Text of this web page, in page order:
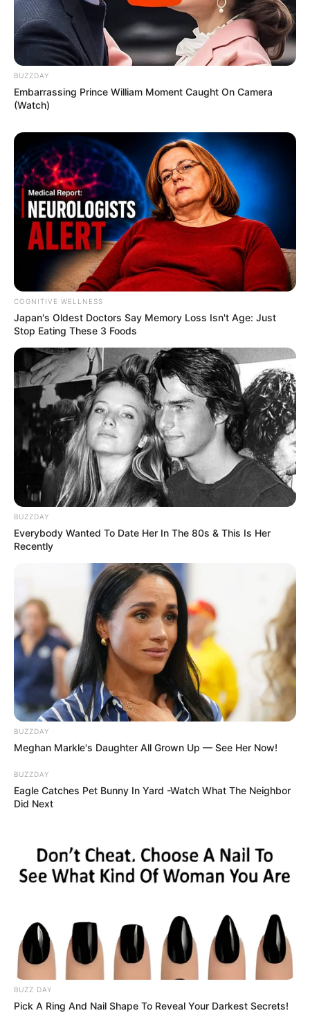
BUZZDAY
Embarrassing Prince William Moment Caught On Camera
(Watch)
COGNITIVE WELLNESS
Japan's Oldest Doctors Say Me​mory Lo​ss Isn't Age: Just
Stop Eating These 3 Foods
BUZZDAY
Everybody Wanted To Date Her In The 80s & This Is Her
Recently
BUZZDAY
Meghan Markle's Daughter All Grown Up — See Her Now!
BUZZDAY
Eagle Catches Pet Bunny In Yard -Watch What The Neighbor
Did Next
BUZZ DAY
Pick A Ring And Nail Shape To Reveal Your Darkest Secrets!